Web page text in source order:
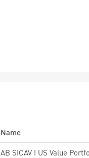
Name
AB SICAV I US Value